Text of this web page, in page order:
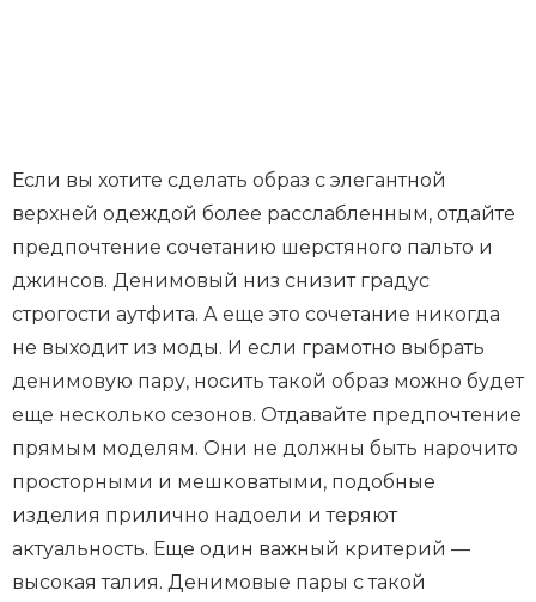
Если вы хотите сделать образ с элегантной
верхней одеждой более расслабленным, отдайте
предпочтение сочетанию шерстяного пальто и
джинсов. Денимовый низ снизит градус
строгости аутфита. А еще это сочетание никогда
не выходит из моды. И если грамотно выбрать
денимовую пару, носить такой образ можно будет
еще несколько сезонов. Отдавайте предпочтение
прямым моделям. Они не должны быть нарочито
просторными и мешковатыми, подобные
изделия прилично надоели и теряют
актуальность. Еще один важный критерий —
высокая талия. Денимовые пары с такой